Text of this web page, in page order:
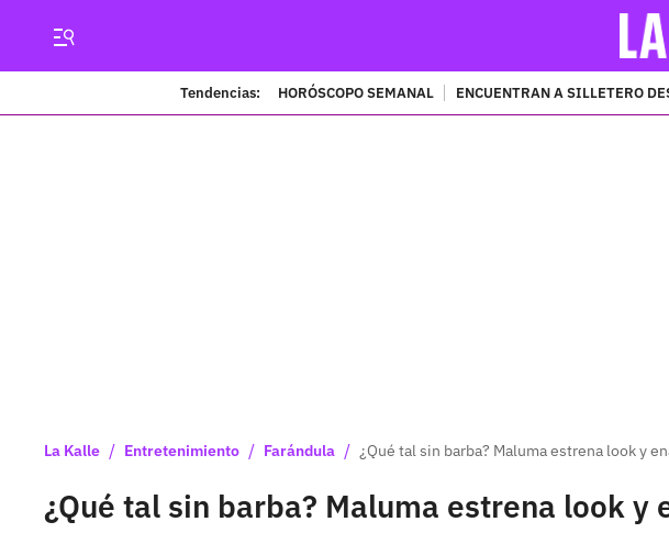
Tendencias: HORÓSCOPO SEMANAL ENCUENTRAN A SILLETERO
La Kalle / Entretenimiento / Farándula / ¿Qué tal sin barba? Maluma estrena look y
¿Qué tal sin barba? Maluma estrena look y